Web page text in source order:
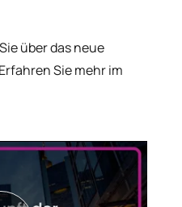
über das neue
Sie mehr im